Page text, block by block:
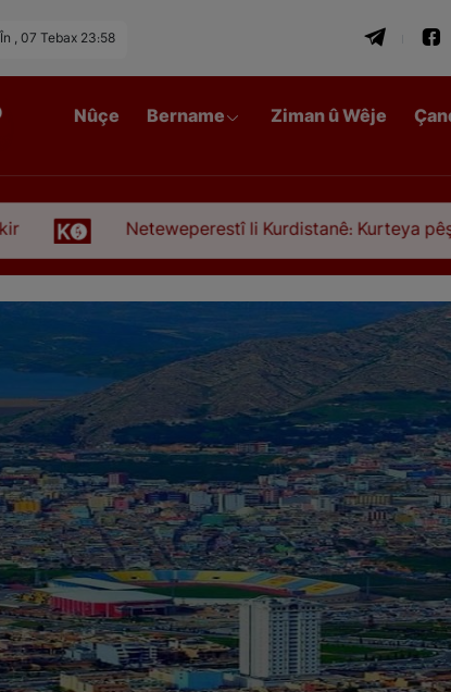
În , 07 Tebax 23:58
Nûçe Bername Ziman û Wêje
Neteweperestî li Kurdistanê: Kurteya pêşveçûna